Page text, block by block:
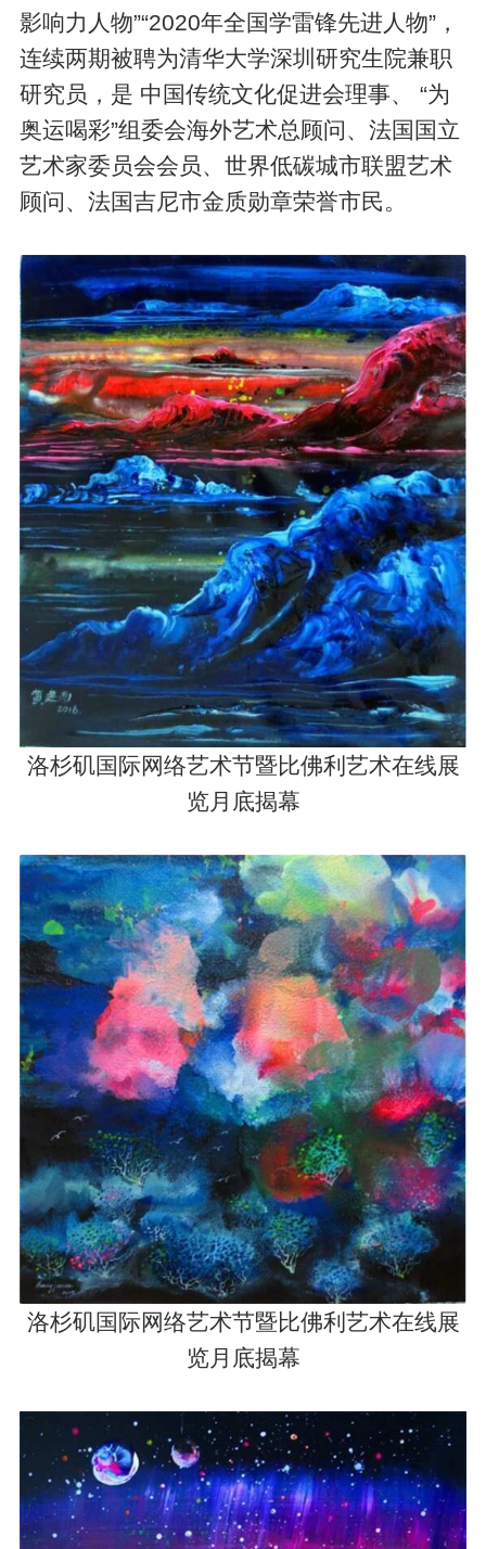
影响力人物”“2020年全国学雷锋先进人物”，
连续两期被聘为清华大学深圳研究生院兼职
研究员，是 中国传统文化促进会理事、 “为
奥运喝彩”组委会海外艺术总顾问、法国国立
艺术家委员会会员、世界低碳城市联盟艺术
顾问、法国吉尼市金质勋章荣誉市民。
洛杉矶国际网络艺术节暨比佛利艺术在线展
览月底揭幕
洛杉矶国际网络艺术节暨比佛利艺术在线展
览月底揭幕